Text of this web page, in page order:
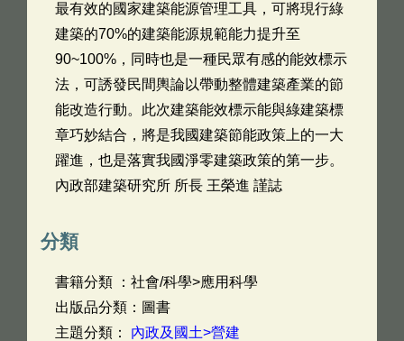
最有效的國家建築能源管理工具，可將現行綠
建築的70%的建築能源規範能力提升至
90~100%，同時也是一種民眾有感的能效標示
法，可誘發民間輿論以帶動整體建築產業的節
能改造行動。此次建築能效標示能與綠建築標
章巧妙結合，將是我國建築節能政策上的一大
躍進，也是落實我國淨零建築政策的第一步。
內政部建築研究所 所長 王榮進 謹誌
分類
書籍分類 ：社會/科學>應用科學
出版品分類：圖書
主題分類： 內政及國土>營建